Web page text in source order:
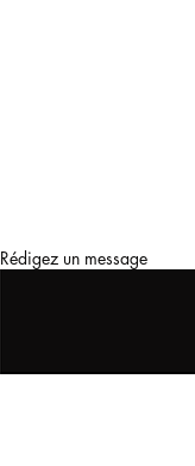
Rédigez un message